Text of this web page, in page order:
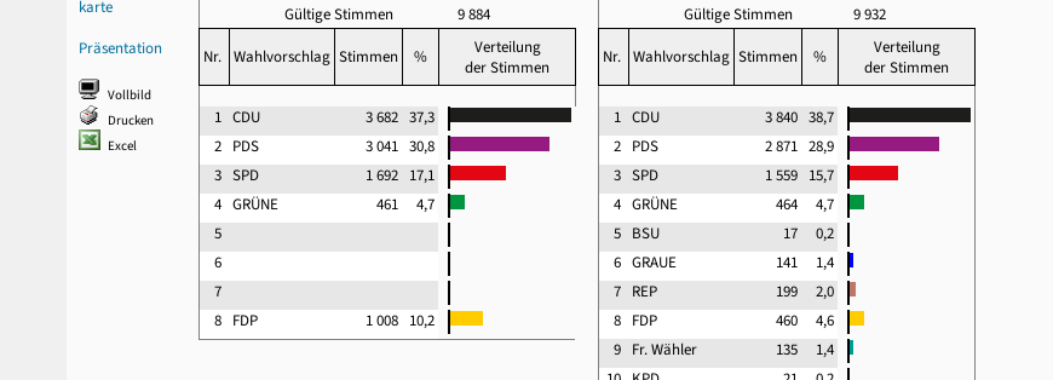
karte
Präsentation
Vollbild
Drucken
Excel
Gültige Stimmen
9 884
Nr. Wahlvorschlag Stimmen %
Verteilung
der Stimmen
1 CDU 3 682 37,3
2 PDS 3 041 30,8
3 SPD 1 692 17,1
4 GRÜNE 461
4,7
5
6
7
8 FDP 1 008 10,2
Gültige Stimmen
9 932
Nr. Wahlvorschlag Stimmen %
Verteilung
der Stimmen
1 CDU 3 840 38,7
2 PDS 2 871 28,9
3 SPD 1 559 15,7
4 GRÜNE 464
4,7
5 BSU 17
0,2
6 GRAUE 141
1,4
7 REP 199
2,0
8 FDP 460
4,6
9 Fr. Wähler 135
1,4